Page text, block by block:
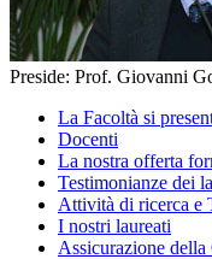
Preside: Prof. Giovanni
La Facoltà si
Docenti
La nostra offerta
Testimonianze dei
Attività di ricerca e
I nostri laureati
Assicurazione della